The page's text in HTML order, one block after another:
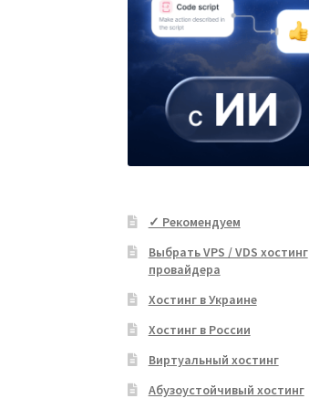
✓ Рекомендуем
Выбрать VPS / VDS хостинг
провайдера
Хостинг в Украине
Хостинг в России
Виртуальный хостинг
Абузоустойчивый хостинг